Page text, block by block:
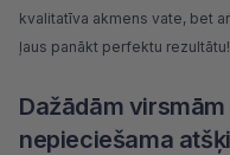
kvalitatīva akmens vate, bet
ļaus panākt perfektu rezultātu!
Dažādām
nepieciešama